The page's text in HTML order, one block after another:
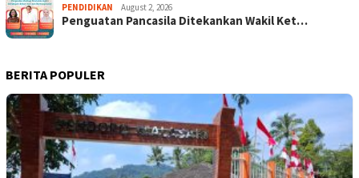
PENDIDIKAN August 2, 2026
Penguatan Pancasila Ditekankan Wakil Ket…
BERITA POPULER